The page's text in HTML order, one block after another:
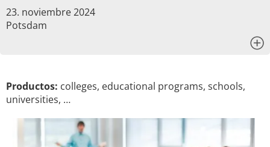
23. noviembre 2024
Potsdam
Productos: colleges, educational programs, schools,
universities, …